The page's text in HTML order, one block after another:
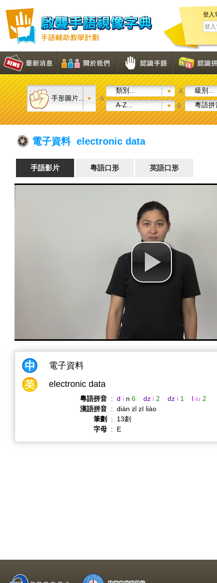
登入
手形圖片... &
類別... &
級別...
A-Z...
& 粵語拼
電子資料 electronic data
手語影片 粵語口形 英語口形
電子資料
electronic data
粵語拼音 : d i n 6 dz i 2 dz i 1 l iu 2
漢語拼音 : diàn zǐ zī liào
筆劃
:
13劃
字母 : E